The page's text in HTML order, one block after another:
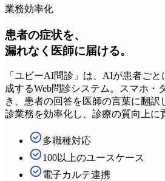
業務効率化
患者の症状を、
漏れなく医師に届ける。
「ユビーAI問診」は、AIが患者ご
成するWeb問診システム。スマホ・
き、患者の回答を医師の言葉に翻訳
診業務を効率化し、診療の質向上に
多職種対応
100以上のユースケース
電子カルテ連携